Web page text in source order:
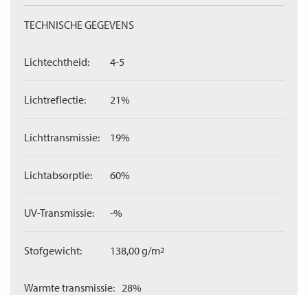
TECHNISCHE GEGEVENS
Lichtechtheid: 4-5
Lichtreflectie: 21%
Lichttransmissie: 19%
Lichtabsorptie: 60%
UV-Transmissie: -%
Stofgewicht: 138,00 g/m2
Warmte transmissie: 28%